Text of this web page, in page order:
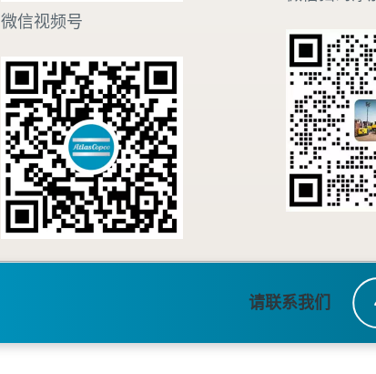
请联系我们
微信视频号
沪公网安备 31010602005937号© 2026 阿